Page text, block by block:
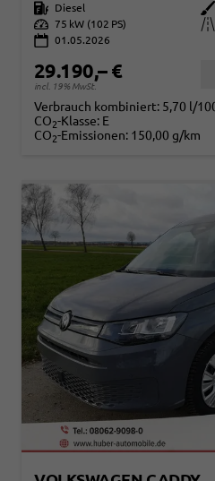
Kraftstoff
Diesel Außenfarbe
Leistung 75 kW (102 PS) Kilometerstand
01.05.2026
29.190,– €
incl. 19% MwSt.
Verbrauch kombiniert: 5,70 l/
CO2-Klasse: E
CO2-Emissionen: 150,00 g/km